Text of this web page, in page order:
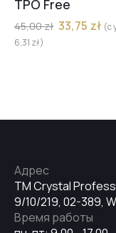
TPO Free
45,00zł 33,75 zł (с
6,31 zł)
TM Crystal
9/10/219, 02-389,
Адрес
Время работы